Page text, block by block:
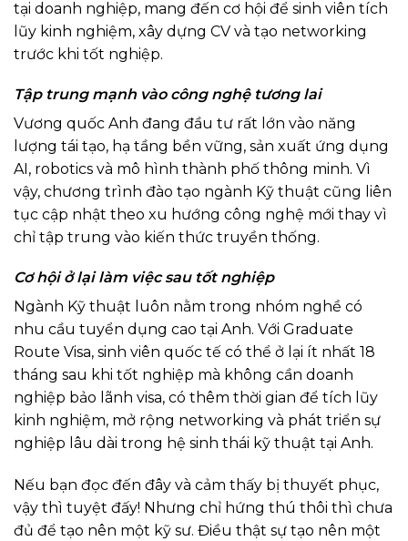
tại doanh nghiệp, mang đến cơ hội để sinh viên tích
lũy kinh nghiệm, xây dựng CV và tạo networking
trước khi tốt nghiệp.
Tập trung mạnh vào công nghệ tương lai
Vương quốc Anh đang đầu tư rất lớn vào năng
lượng tái tạo, hạ tầng bền vững, sản xuất ứng dụng
AI, robotics và mô hình thành phố thông minh. Vì
vậy, chương trình đào tạo ngành Kỹ thuật cũng liên
tục cập nhật theo xu hướng công nghệ mới thay vì
chỉ tập trung vào kiến thức truyền thống.
Cơ hội ở lại làm việc sau tốt nghiệp
Ngành Kỹ thuật luôn nằm trong nhóm nghề có
nhu cầu tuyển dụng cao tại Anh. Với Graduate
Route Visa, sinh viên quốc tế có thể ở lại ít nhất 18
tháng sau khi tốt nghiệp mà không cần doanh
nghiệp bảo lãnh visa, có thêm thời gian để tích lũy
kinh nghiệm, mở rộng networking và phát triển sự
nghiệp lâu dài trong hệ sinh thái kỹ thuật tại Anh.
Nếu bạn đọc đến đây và cảm thấy bị thuyết phục,
vậy thì tuyệt đấy! Nhưng chỉ hứng thú thôi thì chưa
đủ để tạo nên một kỹ sư. Điều thật sự tạo nên một